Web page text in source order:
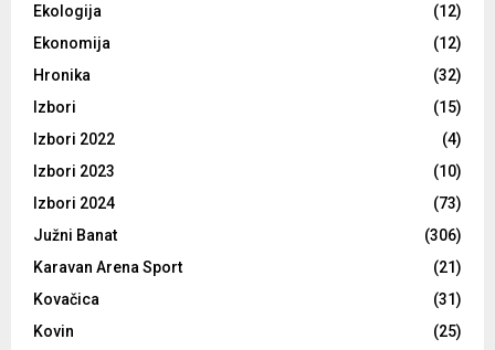
Ekologija
(12)
Ekonomija
(12)
Hronika
(32)
Izbori
(15)
Izbori 2022
(4)
Izbori 2023
(10)
Izbori 2024
(73)
Južni Banat
(306)
Karavan Arena Sport
(21)
Kovačica
(31)
Kovin
(25)